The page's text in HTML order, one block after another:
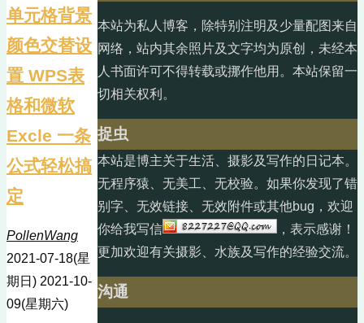
单元格背景
颜色交替设
置 WPS表
格和微软
Excle 一条
公式轻松搞
定
PollenWang
2021-07-18(星
期日) 2021-10-
09(星期六)
本站为私人博客，除特别注明及少量配图来自
网络，站内其余照片及文字均为原创，未经本
人书面许可不得转载或挪作他用。本站保留一
切相关权利。
捉虫
本站是博主关于生活、摄影及写作的日记本。
无程序猿、无美工、无校验。如果你发现了错
别字、无效链接、无效附件或其他bug，欢迎
你给我写信
，表示感谢！
更加欢迎有关摄影、水族及写作的经验交流。
沟通